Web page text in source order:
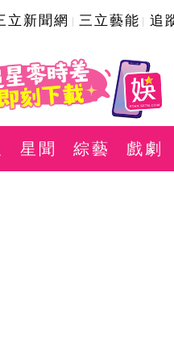
立新聞網 三立藝能 追
星聞 綜藝 戲劇